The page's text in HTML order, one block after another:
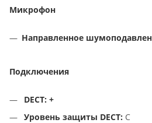
Микрофон
Направленное
Подключения
DECT: +
Уровень защиты DECT: C